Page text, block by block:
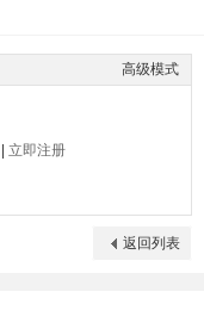
高级模式
立即注册
返回列表